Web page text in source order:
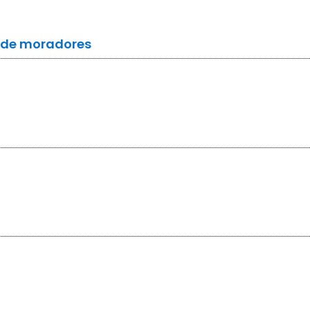
moradores